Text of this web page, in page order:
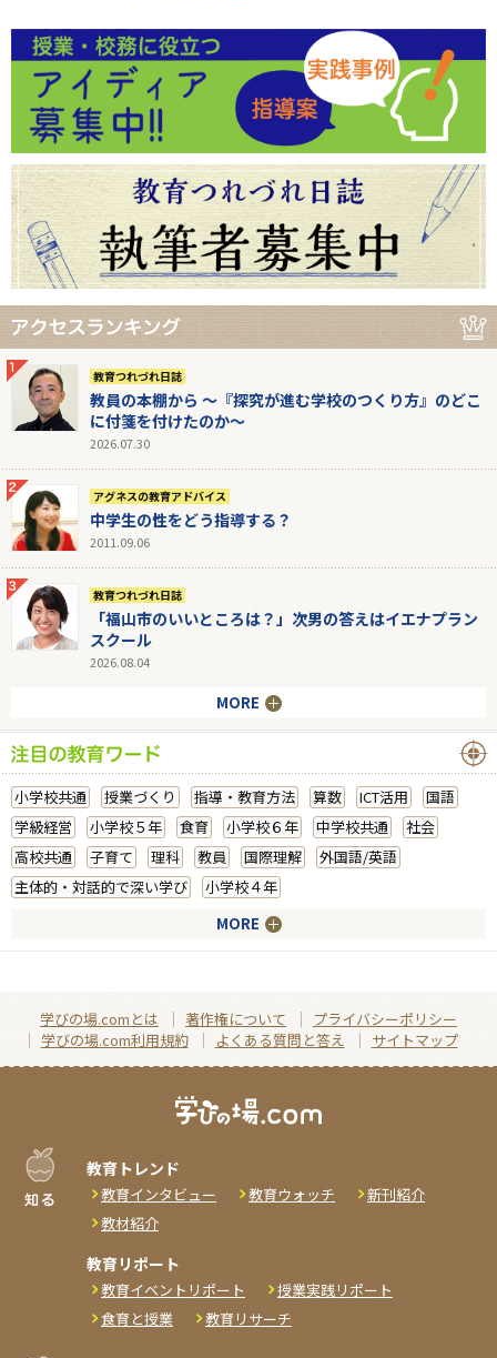
教育つれづれ日誌
教員の本棚から 〜『探究が進む学校のつくり方』のどこ
に付箋を付けたのか〜
2026.07.30
アグネスの教育アドバイス
中学生の性をどう指導する？
2011.09.06
教育つれづれ日誌
「福山市のいいところは？」次男の答えはイエナプラン
スクール
2026.08.04
MORE
小学校共通 授業づくり 指導・教育方法 算数 ICT活用
国語
学級経営
小学校５年 食育 小学校６年 中学校共通
社会
高校共通
子育て 理科 教員 国際理解
外国語/英語
主体的・対話的で深い学び
小学校４年
MORE
学びの場.comとは 著作権について
プライバシーポリシー
学びの場.com利用規約
よくある質問と答え サイトマップ
教育トレンド
教育インタビュー 教育ウォッチ
新刊紹介
教材紹介
教育リポート
教育イベントリポート
授業実践リポート
食育と授業
教育リサーチ